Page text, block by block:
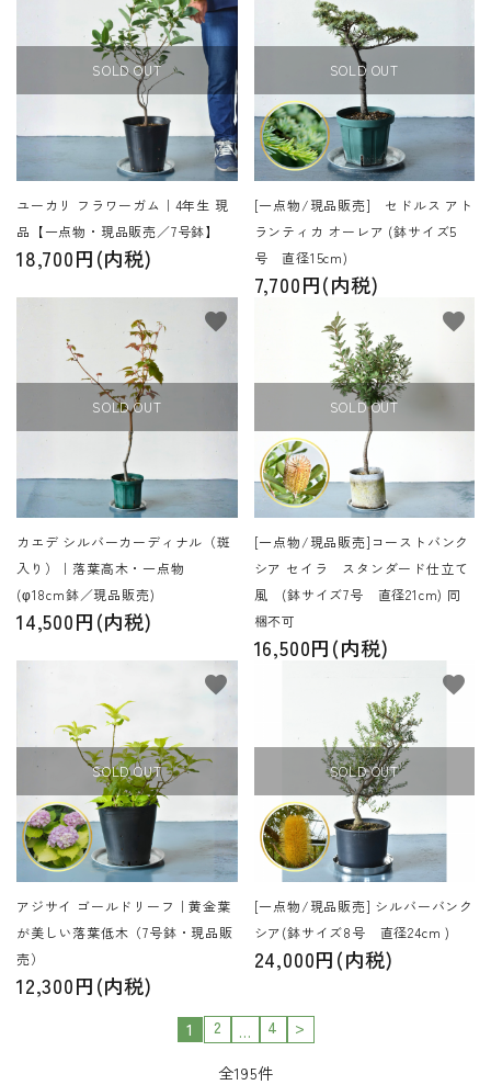
SOLD OUT
ユーカリ フラワーガム｜4年生 現
品【一点物・現品販売／7号鉢】
18,700円(内税)
SOLD OUT
[一点物/現品販売] セドルス アト
ランティカ オーレア (鉢サイズ5
号 直径15cm)
7,700円(内税)
SOLD OUT
カエデ シルバーカーディナル（斑
入り）｜落葉高木・一点物
(φ18cm鉢／現品販売)
14,500円(内税)
favorite
SOLD OUT
[一点物/現品販売]コーストバンク
シア セイラ スタンダード仕立て
風 (鉢サイズ7号 直径21cm) 同
梱不可
16,500円(内税)
favorite
SOLD OUT
アジサイ ゴールドリーフ｜黄金葉
が美しい落葉低木（7号鉢・現品販
売）
12,300円(内税)
favorite
SOLD OUT
[一点物/現品販売] シルバーバンク
シア(鉢サイズ8号 直径24cm )
24,000円(内税)
favorite
1 2 … 4 >
全195件